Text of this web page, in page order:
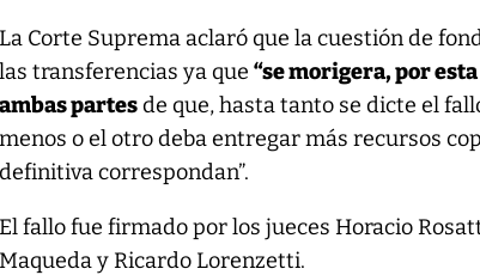
La Corte Suprema aclaró que la cuestión de
las transferencias ya que“se morigera, por
ambas partesde que, hasta tanto se dicte el
menos o el otro deba entregar más recursos
definitiva correspondan”.
El fallo fue firmado por los jueces Horacio
Maqueda y Ricardo Lorenzetti.